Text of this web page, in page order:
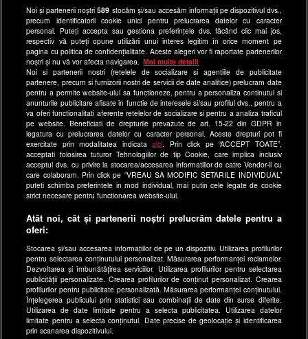
Anunturi gratuite pe Lajumate.ro
Ultimele Stiri
Program Happy Channel
Echipa editorială
Site-uri Antena Group
a1.ro
antenastars.ro
as.ro
catine.ro
chefi.ro
deparinti.ro
medicool.ro
spynews.ro
useit.ro
retetefeldefel.ro
zutv.ro
Trends AntenaPLAY
Noi și partenerii noștri589 stocăm și/sau accesăm informații pe dispozitivul dvs.,
precum identificatorii cookie unici pentru prelucrarea datelor cu caracter
personal. Puteți accepta sau gestiona preferințele dvs. făcând clic mai jos,
respectiv vă puteți opune utilizării unui interes legitim în orice moment pe
pagina cu politica de confidențialitate. Aceste alegeri vor fi raportate partenerilor
noștri și nu vă vor afecta navigarea.
Mai multe detalii
Noi si partenerii nostri (retelele de socializare si agentiile de publicitate
partenere, precum si furnizorii nostri de servicii de date analitice) prelucram date
pentru a permite website-ului sa functioneze, pentru a personaliza continutul si
anunturile publicitare afisate in functie de interesele si/sau profilul dvs., pentru a
va oferi functionalitati aferente retelelor de socializare si pentru a analiza traficul
pe website. Beneficiati de drepturile prevazute de art. 15-22 din GDPR in
legatura cu prelucrarea datelor cu caracter personal. Aceste drepturi pot fi
exercitate prin modalitatea indicataaici . Prin click pe “ACCEPT TOATE”,
acceptati folosirea tuturor Tehnologiilor de tip Cookie, care implica inclusiv
acceptul dvs. cu privire la stocarea/accesarea informatiilor de catre Vendor-ii cu
care colaboram. Prin click pe “VREAU SA MODIFIC SETARILE INDIVIDUAL”
puteti schimba preferintele in mod individual, mai putin cele legate de cookie
strict necesare pentru functionarea website-ului.
Atât noi, cât și partenerii noștri prelucrăm datele pentru a
oferi:
Stocarea și/sau accesarea informațiilor de pe un dispozitiv. Utilizarea profilurilor
pentru selectarea conținutului personalizat. Măsurarea performanței reclamelor.
Dezvoltarea și îmbunătățirea serviciilor. Utilizarea profilurilor pentru selectarea
publicității personalizate. Crearea profilurilor de conținut personalizat. Crearea
profilurilor pentru publicitate personalizată. Măsurarea performanței conținutului.
Înțelegerea publicului prin statistici sau combinații de date din surse diferite.
Utilizarea de date limitate pentru a selecta publicitatea. Utilizarea datelor
limitate pentru a selecta conținutul. Date precise de geolocație și identificarea
prin scanarea dispozitivului.